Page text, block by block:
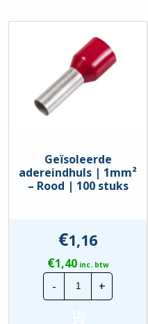
tijdens montage/handeling
Food Contact Material
stuks
hoeveelheid
Geïsoleerde
adereindhuls | 1mm²
– Rood | 100 stuks
€1,16
€1,40inc. btw
-
Geïsoleerde
adereindhuls
|
+